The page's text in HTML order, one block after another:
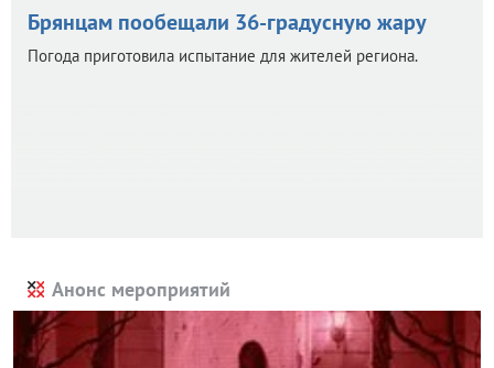
Брянцам пообещали 36-градусную жару
Погода приготовила испытание для жителей региона.
Анонс мероприятий